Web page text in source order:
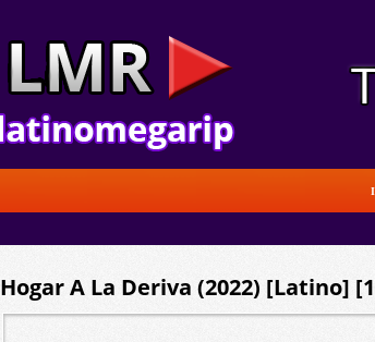
Hogar A La Deriva (2022) [Latino]